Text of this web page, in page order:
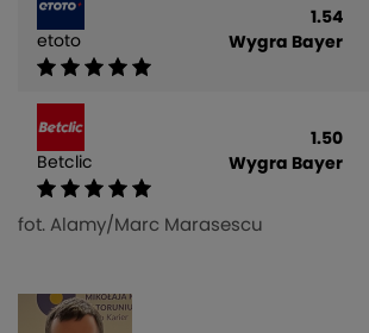
etoto
1.54
Wygra Bayer
Betclic
1.50
Wygra Bayer
fot. Alamy/Marc Marasescu